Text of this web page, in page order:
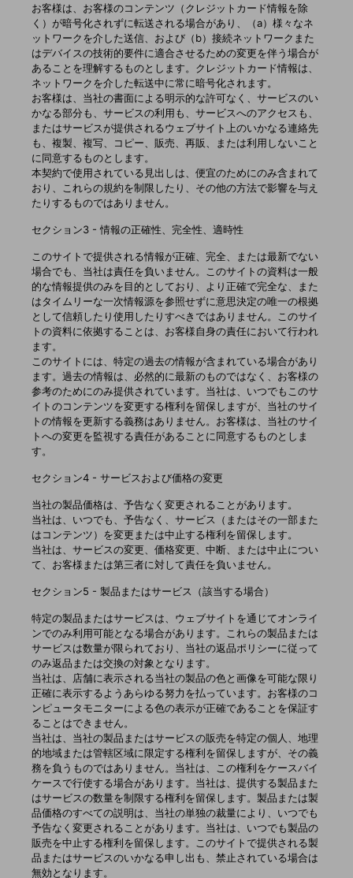
お客様は、お客様のコンテンツ（クレジットカード情報を除
く）が暗号化されずに転送される場合があり、（a）様々なネ
ットワークを介した送信、および（b）接続ネットワークまた
はデバイスの技術的要件に適合させるための変更を伴う場合が
あることを理解するものとします。クレジットカード情報は、
ネットワークを介した転送中に常に暗号化されます。
お客様は、当社の書面による明示的な許可なく、サービスのい
かなる部分も、サービスの利用も、サービスへのアクセスも、
またはサービスが提供されるウェブサイト上のいかなる連絡先
も、複製、複写、コピー、販売、再販、または利用しないこと
に同意するものとします。
本契約で使用されている見出しは、便宜のためにのみ含まれて
おり、これらの規約を制限したり、その他の方法で影響を与え
たりするものではありません。
セクション3 - 情報の正確性、完全性、適時性
このサイトで提供される情報が正確、完全、または最新でない
場合でも、当社は責任を負いません。このサイトの資料は一般
的な情報提供のみを目的としており、より正確で完全な、また
はタイムリーな一次情報源を参照せずに意思決定の唯一の根拠
として信頼したり使用したりすべきではありません。このサイ
トの資料に依拠することは、お客様自身の責任において行われ
ます。
このサイトには、特定の過去の情報が含まれている場合があり
ます。過去の情報は、必然的に最新のものではなく、お客様の
参考のためにのみ提供されています。当社は、いつでもこのサ
イトのコンテンツを変更する権利を留保しますが、当社のサイ
トの情報を更新する義務はありません。お客様は、当社のサイ
トへの変更を監視する責任があることに同意するものとしま
す。
セクション4 - サービスおよび価格の変更
当社の製品価格は、予告なく変更されることがあります。
当社は、いつでも、予告なく、サービス（またはその一部また
はコンテンツ）を変更または中止する権利を留保します。
当社は、サービスの変更、価格変更、中断、または中止につい
て、お客様または第三者に対して責任を負いません。
セクション5 - 製品またはサービス（該当する場合）
特定の製品またはサービスは、ウェブサイトを通じてオンライ
ンでのみ利用可能となる場合があります。これらの製品または
サービスは数量が限られており、当社の返品ポリシーに従って
のみ返品または交換の対象となります。
当社は、店舗に表示される当社の製品の色と画像を可能な限り
正確に表示するようあらゆる努力を払っています。お客様のコ
ンピュータモニターによる色の表示が正確であることを保証す
ることはできません。
当社は、当社の製品またはサービスの販売を特定の個人、地理
的地域または管轄区域に限定する権利を留保しますが、その義
務を負うものではありません。当社は、この権利をケースバイ
ケースで行使する場合があります。当社は、提供する製品また
はサービスの数量を制限する権利を留保します。製品または製
品価格のすべての説明は、当社の単独の裁量により、いつでも
予告なく変更されることがあります。当社は、いつでも製品の
販売を中止する権利を留保します。このサイトで提供される製
品またはサービスのいかなる申し出も、禁止されている場合は
無効となります。